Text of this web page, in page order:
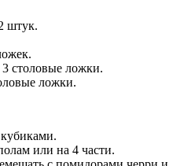
штук.
3 столовые ложки.
ложки.
или на 4 части.